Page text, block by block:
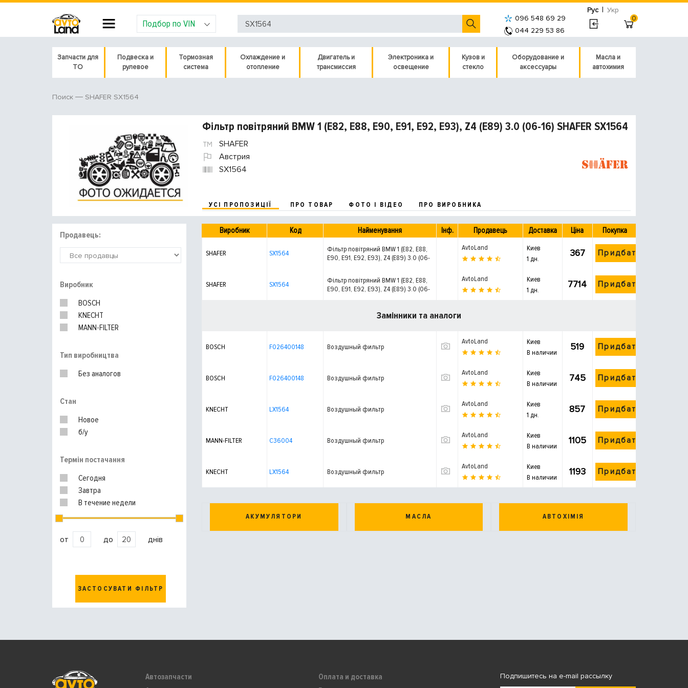
Рус | Укр
Подбор по VIN
096 548 69 29
044 229 53 86
0
Запчасти для
ТО
Подвеска и
рулевое
Тормозная
система
Охлаждение и
отопление
Двигатель и
трансмиссия
Электроника и
освещение
Кузов и
стекло
Оборудование и
аксессуары
Масла и
автохимия
Поиск SHAFER SX1564
Фільтр повітряний BMW 1 (E82, E88, E90, E91, E92, E93), Z4 (E89) 3.0 (06-16) SHAFER SX1564
SHAFER
Австрия
SX1564
УСІ ПРОПОЗИЦІЇ ПРО ТОВАР ФОТО І ВІДЕО ПРО ВИРОБНИКА
Продавець:
Виробник
BOSCH
KNECHT
MANN-FILTER
Тип виробництва
Без аналогов
Стан
Новое
б/у
Термін постачання
Сегодня
Завтра
В течение недели
от до днів
ЗАСТОСУВАТИ ФІЛЬТР
Виробник Код Найменування Інф. Продавець Доставка Ціна Покупка
SHAFER SX1564
Фільтр повітряний BMW 1 (E82, E88,
E90, E91, E92, E93), Z4 (E89) 3.0 (06-
AvtoLand
Киев
1 дн.
367 Придбати
SHAFER SX1564
Фільтр повітряний BMW 1 (E82, E88,
E90, E91, E92, E93), Z4 (E89) 3.0 (06-
AvtoLand
Киев
1 дн.
7714 Придбати
Замінники та аналоги
BOSCH F026400148 Воздушный фильтр
AvtoLand
Киев
В наличии
519 Придбати
BOSCH F026400148 Воздушный фильтр
AvtoLand
Киев
В наличии
745 Придбати
KNECHT LX1564 Воздушный фильтр
AvtoLand
Киев
1 дн.
857 Придбати
MANN-FILTER C36004 Воздушный фильтр
AvtoLand
Киев
В наличии
1105 Придбати
KNECHT LX1564 Воздушный фильтр
AvtoLand
Киев
В наличии
1193 Придбати
АКУМУЛЯТОРИ МАСЛА АВТОХІМІЯ
Автозапчасти
Оплата и доставка
Подпишитесь на e-mail рассылку